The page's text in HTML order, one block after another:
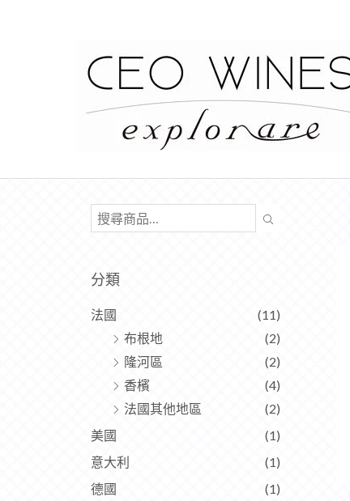
分類
法國
(11)
布根地
(2)
隆河區
(2)
香檳
(4)
法國其他地區
(2)
美國
(1)
意大利
(1)
德國
(1)